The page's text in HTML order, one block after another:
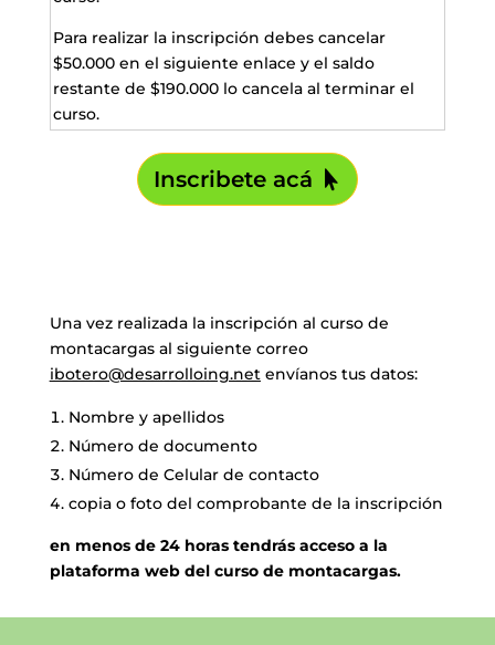
Para realizar la inscripción debes cancelar
$50.000 en el siguiente enlace y el saldo
restante de $190.000 lo cancela al terminar el
curso.
Inscribete acá
Una vez realizada la inscripción al curso de
montacargas al siguiente correo
ibotero@desarrolloing.netenvíanos tus datos:
Nombre y apellidos
Número de documento
Número de Celular de contacto
copia o foto del comprobante de la inscripción
en menos de 24 horas tendrás acceso a la
plataforma web del curso de montacargas.